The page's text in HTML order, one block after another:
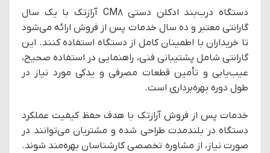
دستگاه درب‌بند ادکلن دستی CM8 آرازتک با یک سال
گارانتی معتبر و ده سال خدمات پس از فروش ارائه می‌شود
تا خریداران با اطمینان کامل از دستگاه استفاده کنند. این
گارانتی شامل پشتیبانی فنی، راهنمایی در استفاده صحیح،
عیب‌یابی و تأمین قطعات مصرفی و یدکی مورد نیاز در
طول دوره بهره‌برداری است.
خدمات پس از فروش آرازتک با هدف حفظ کیفیت عملکرد
دستگاه در بلندمدت طراحی شده و مشتریان می‌توانند در
صورت نیاز، از مشاوره تخصصی کارشناسان بهره‌مند شوند.